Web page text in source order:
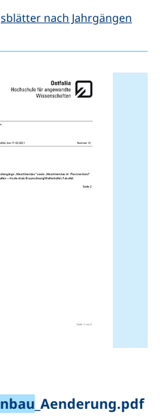
nach Jahrgängen
_Aenderung.pdf